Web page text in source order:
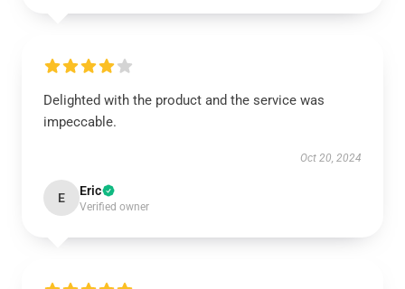
Delighted with the product and the service was
impeccable.
Oct 20, 2024
E Eric
Verified owner